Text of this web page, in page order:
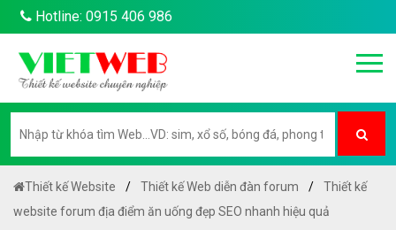
Hotline: 0915 406 986
Thiết kế Website Thiết kế Web diễn đàn forum
Thiết kế
website forum địa điểm ăn uống đẹp SEO nhanh hiệu quả